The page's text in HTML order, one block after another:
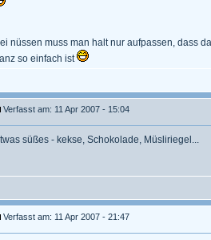
nüssen muss man halt nur aufpassen, dass
so einfach ist
Verfasst am: 11 Apr 2007 - 15:04
süßes - kekse, Schokolade, Müsliriegel...
Verfasst am: 11 Apr 2007 - 21:47